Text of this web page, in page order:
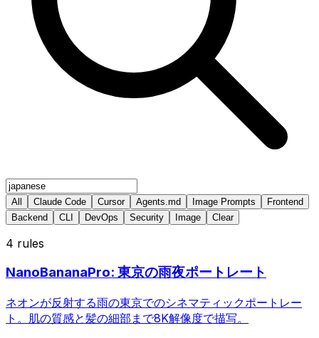
All Claude Code Cursor Agents.md Image Prompts
Frontend
Backend
CLI DevOps Security Image Clear
4 rules
NanoBananaPro: 東京の雨夜ポートレート
ネオンが反射する雨の東京でのシネマティックポートレー
ト。肌の質感と髪の細部まで8K解像度で描写。